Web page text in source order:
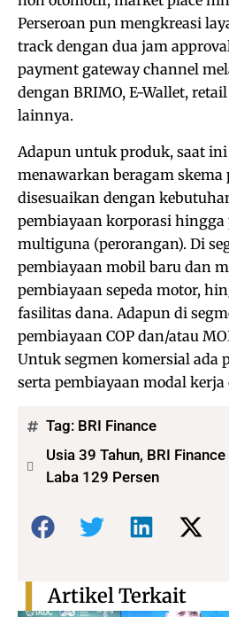
Perseroan pun mengkreasi
track dengan dua jam
payment gateway channel
dengan BRIMO, E-Wallet,
lainnya.
Adapun untuk produk, saat ini
menawarkan beragam skema
disesuaikan dengan
pembiayaan korporasi hingga
multiguna (perorangan). Di
pembiayaan mobil baru dan
pembiayaan sepeda motor,
fasilitas dana. Adapun di
pembiayaan COP dan/atau
Untuk segmen komersial ada
serta pembiayaan modal
Tag: BRI Finance
Usia 39 Tahun, BRI
Laba 129 Persen
Bagikan:
Artikel Terkait